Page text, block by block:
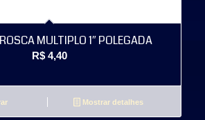
MULTIPLO 1″ POLEGADA
R$ 4,40
Mostrar detalhes